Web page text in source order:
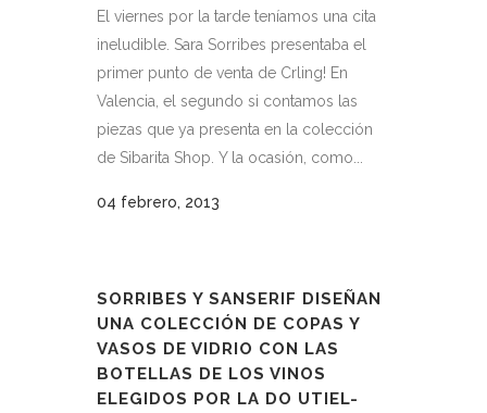
El viernes por la tarde teníamos una cita
ineludible. Sara Sorribes presentaba el
primer punto de venta de Crling! En
Valencia, el segundo si contamos las
piezas que ya presenta en la colección
de Sibarita Shop. Y la ocasión, como...
04 febrero, 2013
SORRIBES Y SANSERIF DISEÑAN
UNA COLECCIÓN DE COPAS Y
VASOS DE VIDRIO CON LAS
BOTELLAS DE LOS VINOS
ELEGIDOS POR LA DO UTIEL-